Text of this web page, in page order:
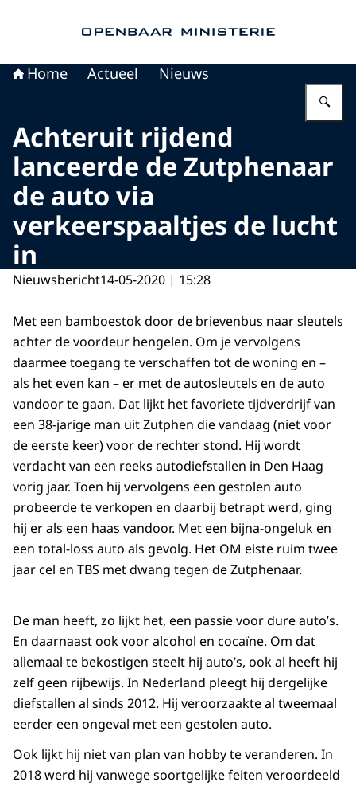
Home Actueel Nieuws
Achteruit rijdend
lanceerde de Zutphenaar
de auto via
verkeerspaaltjes de lucht
in
Nieuwsbericht14-05-2020 | 15:28
Met een bamboestok door de brievenbus naar sleutels
achter de voordeur hengelen. Om je vervolgens
daarmee toegang te verschaffen tot de woning en –
als het even kan – er met de autosleutels en de auto
vandoor te gaan. Dat lijkt het favoriete tijdverdrijf van
een 38-jarige man uit Zutphen die vandaag (niet voor
de eerste keer) voor de rechter stond. Hij wordt
verdacht van een reeks autodiefstallen in Den Haag
vorig jaar. Toen hij vervolgens een gestolen auto
probeerde te verkopen en daarbij betrapt werd, ging
hij er als een haas vandoor. Met een bijna-ongeluk en
een total-loss auto als gevolg. Het OM eiste ruim twee
jaar cel en TBS met dwang tegen de Zutphenaar.
De man heeft, zo lijkt het, een passie voor dure auto’s.
En daarnaast ook voor alcohol en cocaïne. Om dat
allemaal te bekostigen steelt hij auto’s, ook al heeft hij
zelf geen rijbewijs. In Nederland pleegt hij dergelijke
diefstallen al sinds 2012. Hij veroorzaakte al tweemaal
eerder een ongeval met een gestolen auto.
Ook lijkt hij niet van plan van hobby te veranderen. In
2018 werd hij vanwege soortgelijke feiten veroordeeld